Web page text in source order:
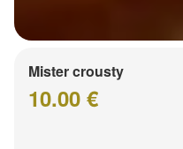
Mister crousty
10.00 €